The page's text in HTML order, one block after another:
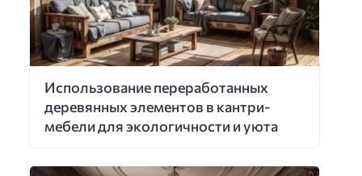
Использование переработанных
деревянных элементов в кантри-
мебели для экологичности и уюта